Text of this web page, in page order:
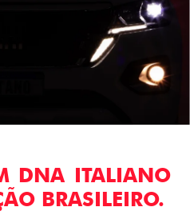
DNA ITALIANO
BRASILEIRO.